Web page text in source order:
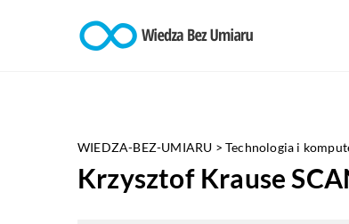
WIEDZA-BEZ-UMIARU >Technologia i
Krzysztof Krause